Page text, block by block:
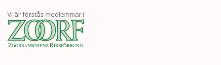
Vi är förstås medlemmar i